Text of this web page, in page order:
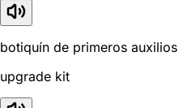
botiquín de primeros auxilios
upgrade kit